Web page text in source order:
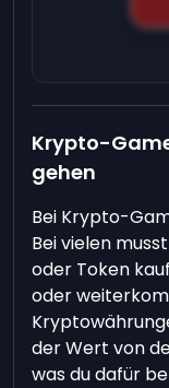
Krypto-
gehen
Bei Krypto-
Bei vielen
oder Token
oder
der Wert von
was du dafür